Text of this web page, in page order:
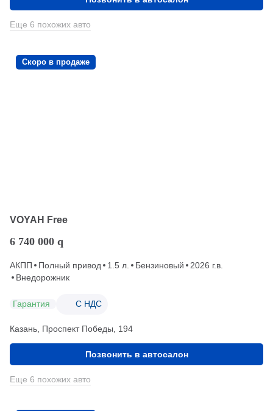
Еще 6 похожих авто
Скоро в продаже
VOYAH Free
6 740 000 q
АКПП Полный привод 1.5 л. Бензиновый
2026 г.в.
Внедорожник
Гарантия С НДС
Казань, Проспект Победы, 194
Позвонить в автосалон
Еще 6 похожих авто